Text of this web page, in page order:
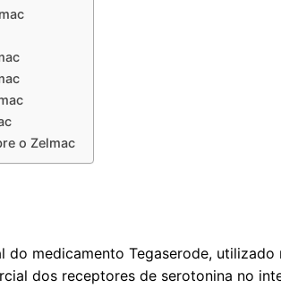
o Zelmac
do medicamento Tegaserode,
dos receptores de serotonina no